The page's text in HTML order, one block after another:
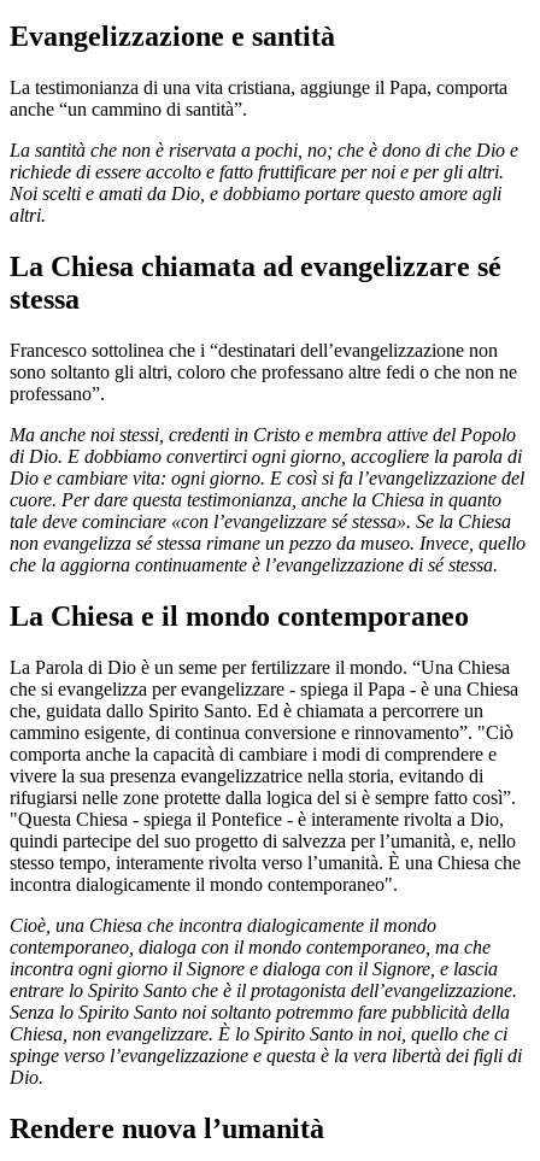
Evangelizzazione e santità
La testimonianza di una vita cristiana, aggiunge il Papa, comporta
anche “un cammino di santità”.
La santità che non è riservata a pochi, no; che è dono di che Dio e
richiede di essere accolto e fatto fruttificare per noi e per gli altri.
Noi scelti e amati da Dio, e dobbiamo portare questo amore agli
altri.
La Chiesa chiamata ad evangelizzare sé
stessa
Francesco sottolinea che i “destinatari dell’evangelizzazione non
sono soltanto gli altri, coloro che professano altre fedi o che non ne
professano”.
Ma anche noi stessi, credenti in Cristo e membra attive del Popolo
di Dio. E dobbiamo convertirci ogni giorno, accogliere la parola di
Dio e cambiare vita: ogni giorno. E così si fa l’evangelizzazione del
cuore. Per dare questa testimonianza, anche la Chiesa in quanto
tale deve cominciare «con l’evangelizzare sé stessa». Se la Chiesa
non evangelizza sé stessa rimane un pezzo da museo. Invece, quello
che la aggiorna continuamente è l’evangelizzazione di sé stessa.
La Chiesa e il mondo contemporaneo
La Parola di Dio è un seme per fertilizzare il mondo. “Una Chiesa
che si evangelizza per evangelizzare - spiega il Papa - è una Chiesa
che, guidata dallo Spirito Santo. Ed è chiamata a percorrere un
cammino esigente, di continua conversione e rinnovamento”. "Ciò
comporta anche la capacità di cambiare i modi di comprendere e
vivere la sua presenza evangelizzatrice nella storia, evitando di
rifugiarsi nelle zone protette dalla logica del si è sempre fatto così”.
"Questa Chiesa - spiega il Pontefice - è interamente rivolta a Dio,
quindi partecipe del suo progetto di salvezza per l’umanità, e, nello
stesso tempo, interamente rivolta verso l’umanità. È una Chiesa che
incontra dialogicamente il mondo contemporaneo".
Cioè, una Chiesa che incontra dialogicamente il mondo
contemporaneo, dialoga con il mondo contemporaneo, ma che
incontra ogni giorno il Signore e dialoga con il Signore, e lascia
entrare lo Spirito Santo che è il protagonista dell’evangelizzazione.
Senza lo Spirito Santo noi soltanto potremmo fare pubblicità della
Chiesa, non evangelizzare. È lo Spirito Santo in noi, quello che ci
spinge verso l’evangelizzazione e questa è la vera libertà dei figli di
Dio.
Rendere nuova l’umanità